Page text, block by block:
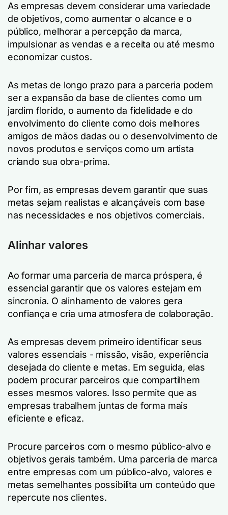
As empresas devem considerar uma variedade
de objetivos, como aumentar o alcance e o
público, melhorar a percepção da marca,
impulsionar as vendas e a receita ou até mesmo
economizar custos.
As metas de longo prazo para a parceria podem
ser a expansão da base de clientes como um
jardim florido, o aumento da fidelidade e do
envolvimento do cliente como dois melhores
amigos de mãos dadas ou o desenvolvimento de
novos produtos e serviços como um artista
criando sua obra-prima.
Por fim, as empresas devem garantir que suas
metas sejam realistas e alcançáveis com base
nas necessidades e nos objetivos comerciais.
Alinhar valores
Ao formar uma parceria de marca próspera, é
essencial garantir que os valores estejam em
sincronia. O alinhamento de valores gera
confiança e cria uma atmosfera de colaboração.
As empresas devem primeiro identificar seus
valores essenciais - missão, visão, experiência
desejada do cliente e metas. Em seguida, elas
podem procurar parceiros que compartilhem
esses mesmos valores. Isso permite que as
empresas trabalhem juntas de forma mais
eficiente e eficaz.
Procure parceiros com o mesmo público-alvo e
objetivos gerais também. Uma parceria de marca
entre empresas com um público-alvo, valores e
metas semelhantes possibilita um conteúdo que
repercute nos clientes.